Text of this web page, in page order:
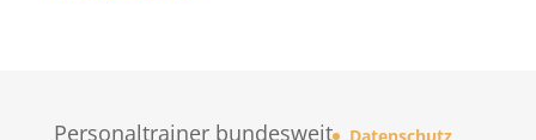
Personaltrainer bundesweit